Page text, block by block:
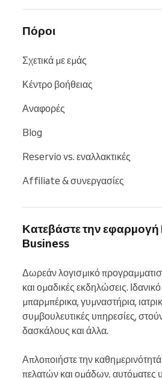
Πόροι
Σχετικά με εμάς
Κέντρο βοήθειας
Αναφορές
Blog
Reservio vs. εναλλακτικές
Affiliate & συνεργασίες
Κατεβάστε την
Business
Δωρεάν λογισμικό
και ομαδικές εκδηλώσεις.
μπαρμπέρικα, γυμναστήρια,
συμβουλευτικές υπηρεσίες,
δασκάλους και άλλα.
Απλοποιήστε την
πελατών και ομάδων, αυτόματες